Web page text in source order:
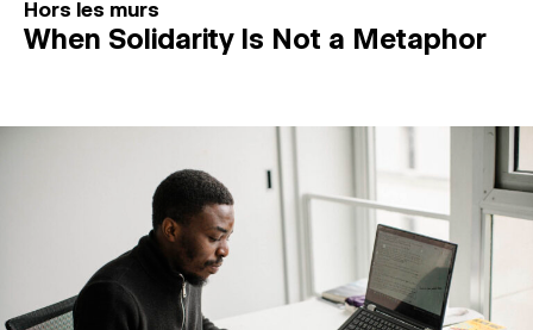
Hors les murs
When Solidarity Is Not a Metaphor